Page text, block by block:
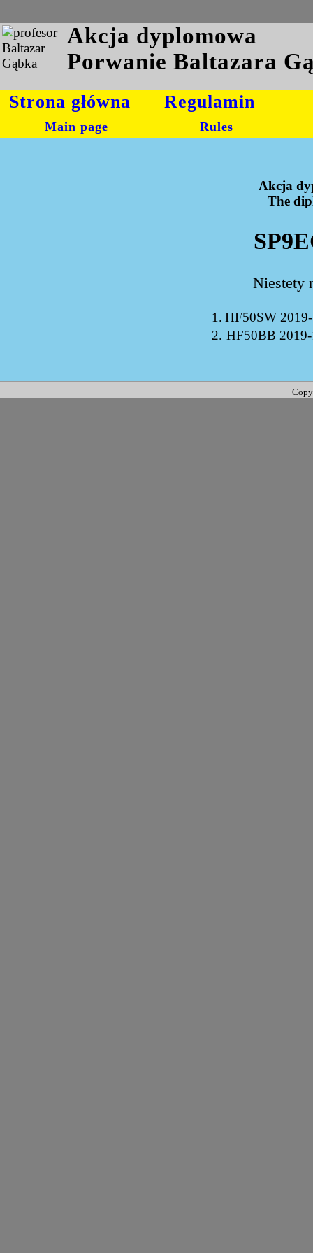
Akcja dyplomowa
Porwanie Baltazara
Strona główna
Main page
Regulamin
Rules
Akcja
The
Niestety
1. HF50SW
2. HF50BB